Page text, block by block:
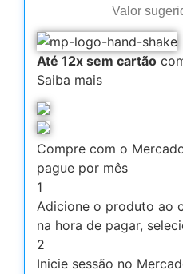
Valor
Até 12x sem cartão
Saiba mais
Compre com o
pague por mês
1
Adicione o produto ao
na hora de pagar,
2
Inicie sessão no